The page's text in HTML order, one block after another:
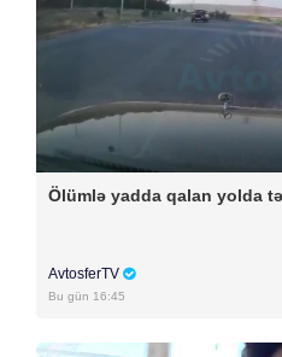
Ölümlə yadda qalan yolda
AvtosferTV
Bu gün 16:45